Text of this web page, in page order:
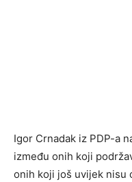
Igor Crnadak iz PDP-a
između onih koji
onih koji još uvijek nisu